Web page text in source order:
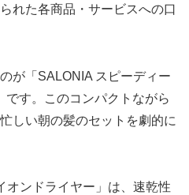
れた各商品・サービスへの口
が「SALONIA スピーディー
です。このコンパクトながら
しい朝の髪のセットを劇的に
オンドライヤー」は、速乾性